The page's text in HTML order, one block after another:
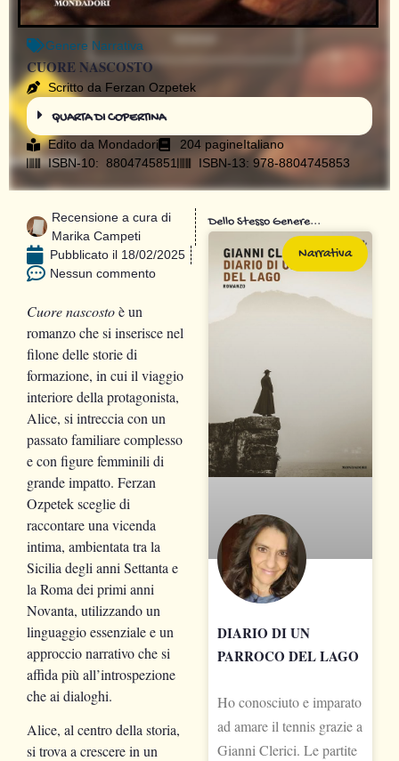
Genere Narrativa
CUORE NASCOSTO
Scritto da Ferzan Ozpetek
QUARTA DI COPERTINA
Edito da Mondadori 204 pagineItaliano
ISBN-10: ‎ 8804745851
ISBN-13: 978-8804745853
Recensione a cura di
Marika Campeti
Pubblicato il 18/02/2025
Nessun commento
Cuore nascostoè un
romanzo che si inserisce nel
filone delle storie di
formazione, in cui il viaggio
interiore della protagonista,
Alice, si intreccia con un
passato familiare complesso
e con figure femminili di
grande impatto. Ferzan
Ozpetek sceglie di
raccontare una vicenda
intima, ambientata tra la
Sicilia degli anni Settanta e
la Roma dei primi anni
Novanta, utilizzando un
linguaggio essenziale e un
approccio narrativo che si
affida più all’introspezione
che ai dialoghi.
Alice, al centro della storia,
si trova a crescere in un
Dello Stesso Genere...
Narrativa
DIARIO DI UN
PARROCO DEL LAGO
Ho conosciuto e imparato
ad amare il tennis grazie a
Gianni Clerici. Le partite